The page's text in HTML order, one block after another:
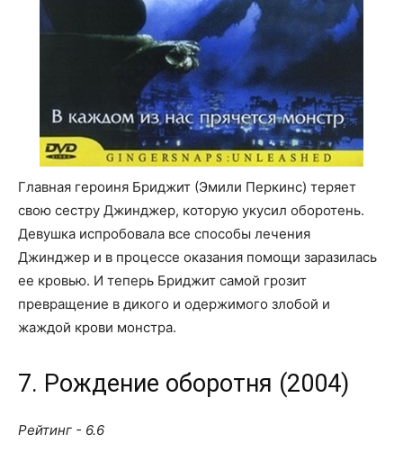
Главная героиня Бриджит (Эмили Перкинс) теряет
свою сестру Джинджер, которую укусил оборотень.
Девушка испробовала все способы лечения
Джинджер и в процессе оказания помощи заразилась
ее кровью. И теперь Бриджит самой грозит
превращение в дикого и одержимого злобой и
жаждой крови монстра.
7. Рождение оборотня (2004)
Рейтинг - 6.6